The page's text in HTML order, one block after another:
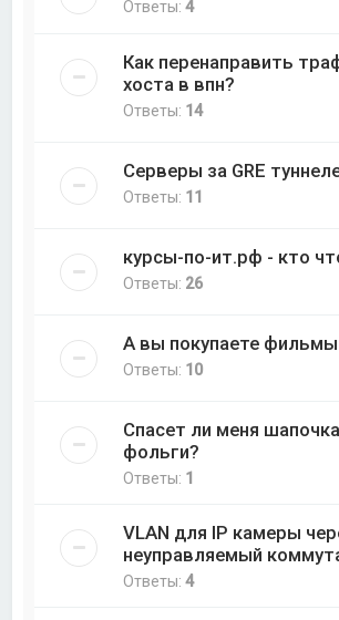
Ответы:4
Как перенаправить
хоста в впн?
Ответы: 14
Серверы за GRE
Ответы: 11
курсы-по-ит.рф - кто
Ответы: 26
А вы покупаете
Ответы: 10
Спасет ли меня
фольги?
Ответы: 1
VLAN для IP камеры
неуправляемый
Ответы:4